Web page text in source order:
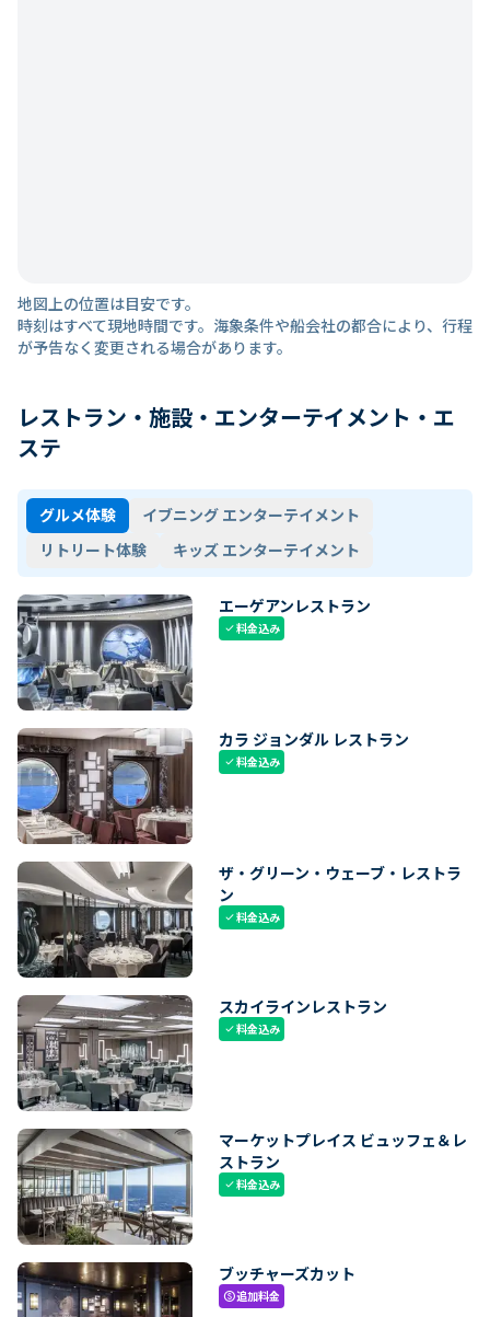
地図上の位置は目安です。
時刻はすべて現地時間です。海象条件や船会社の都合により、行程
が予告なく変更される場合があります。
レストラン・施設・エンターテイメント・エ
ステ
グルメ体験
イブニング エンターテイメント
リトリート体験
キッズ エンターテイメント
エーゲアンレストラン
check料金込み
カラ ジョンダル レストラン
check料金込み
ザ・グリーン・ウェーブ・レストラ
ン
check料金込み
スカイラインレストラン
check料金込み
マーケットプレイス ビュッフェ＆レ
ストラン
check料金込み
ブッチャーズカット
paid追加料金